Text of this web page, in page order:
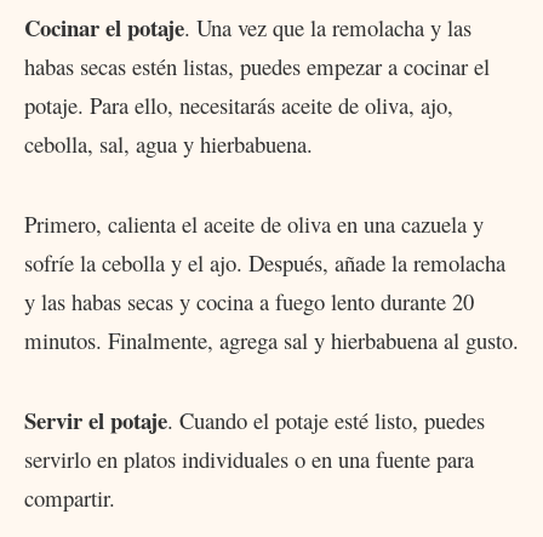
Cocinar el potaje. Una vez que la remolacha y las
habas secas estén listas, puedes empezar a cocinar el
potaje. Para ello, necesitarás aceite de oliva, ajo,
cebolla, sal, agua y hierbabuena.
Primero, calienta el aceite de oliva en una cazuela y
sofríe la cebolla y el ajo. Después, añade la remolacha
y las habas secas y cocina a fuego lento durante 20
minutos. Finalmente, agrega sal y hierbabuena al gusto.
Servir el potaje. Cuando el potaje esté listo, puedes
servirlo en platos individuales o en una fuente para
compartir.